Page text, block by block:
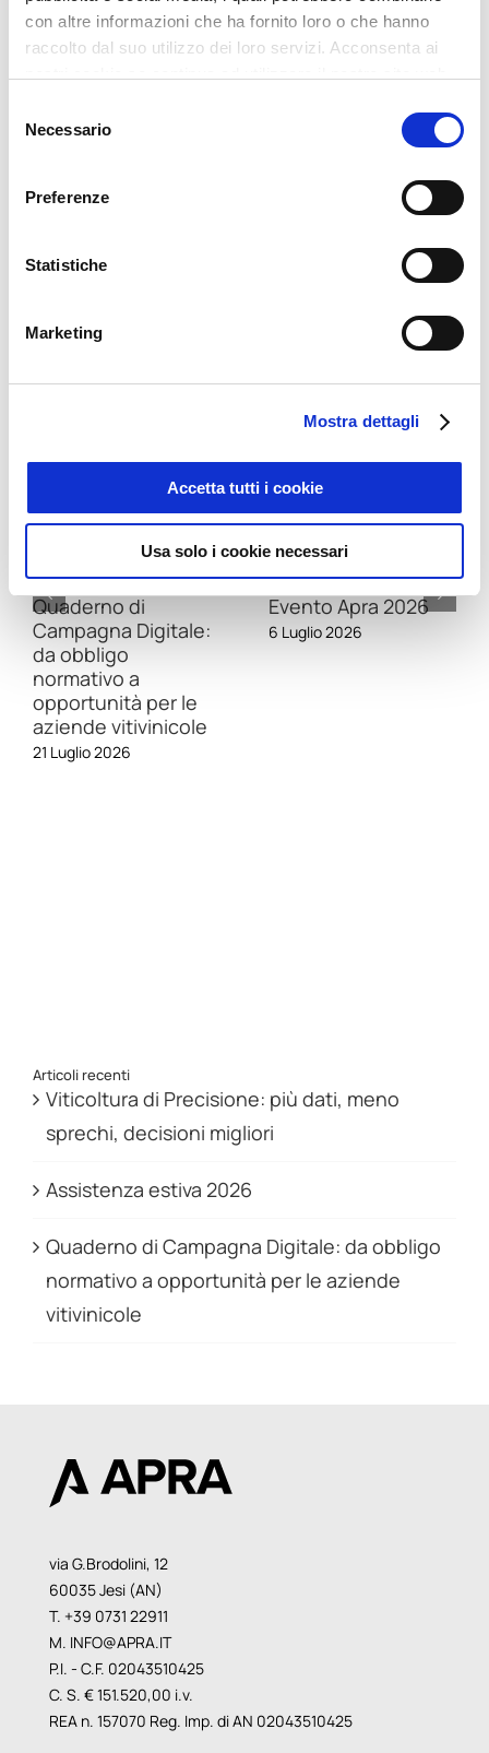
con altre informazioni che ha fornito loro o che hanno
raccolto dal suo utilizzo dei loro servizi. Acconsenta ai
delNecessario
Preferenze
Statistiche
Marketing
Mostra dettagli
Accetta tutti i cookie
Usa solo i cookie necessari
informazioni, visitare
Altre news
Quaderno di
Campagna Digitale:
da obbligo
normativo a
opportunità per le
aziende vitivinicole
21 Luglio 2026
Evento Apra 2026
6 Luglio 2026
Articoli recenti
Viticoltura di Precisione: più dati, meno
sprechi, decisioni migliori
Assistenza estiva 2026
Quaderno di Campagna Digitale: da obbligo
normativo a opportunità per le aziende
vitivinicole
via G.Brodolini, 12
60035 Jesi (AN)
T. +39 0731 22911
M. INFO@APRA.IT
P.I. - C.F. 02043510425
C. S. € 151.520,00 i.v.
REA n. 157070 Reg. Imp. di AN 02043510425